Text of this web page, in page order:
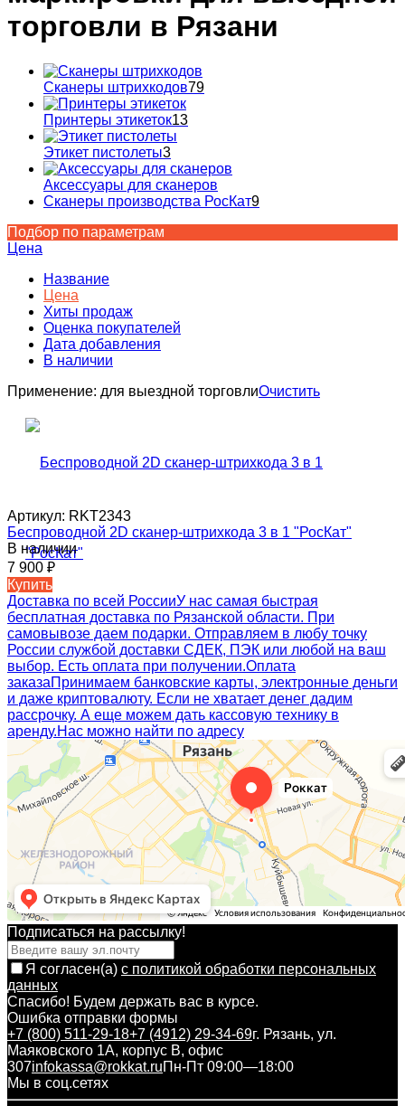
торговли в Рязани
Сканеры штрихкодов79
Принтеры этикеток13
Этикет пистолеты3
Аксессуары для сканеров
Сканеры производства РосКат9
Подбор по параметрам
Цена
Название
Цена
Хиты продаж
Оценка покупателей
Дата добавления
В наличии
Применение: для выездной торговлиОчистить
Артикул: RKT2343
Беспроводной 2D сканер-штрихкода 3 в 1 "РосКат"
В наличии
7 900 ₽
Купить
Доставка по всей РоссииУ нас самая быстрая
бесплатная доставка по Рязанской области. При
самовывозе даем подарки. Отправляем в любу точку
России службой доставки СДЕК, ПЭК или любой на ваш
выбор. Есть оплата при получении.Оплата
заказаПринимаем банковские карты, электронные деньги
и даже криптовалюту. Если не хватает денег дадим
рассрочку. А еще можем дать кассовую технику в
аренду.Нас можно найти по адресу
Подписаться на рассылкy!
Я согласен(a) с политикой обработки персональных
данных
Спасибо! Будем держать вас в курсе.
Ошибка отправки формы
+7 (800) 511-29-18+7 (4912) 29-34-69г. Рязань, ул.
Маяковского 1А, корпус B, офис
307infokassa@rokkat.ruПн-Пт 09:00—18:00
Мы в соц.сетях